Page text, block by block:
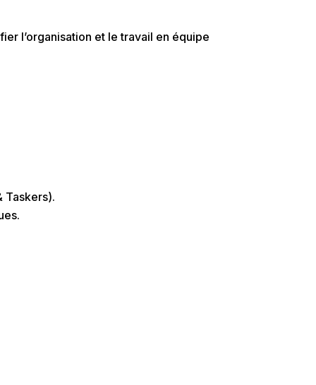
l’organisation et le travail en équipe
Taskers).